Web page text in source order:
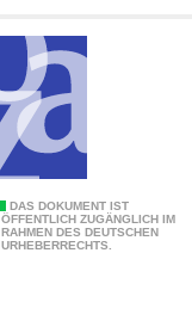
DAS DOKUMENT IST
ÖFFENTLICH ZUGÄNGLICH IM
RAHMEN DES DEUTSCHEN
URHEBERRECHTS.